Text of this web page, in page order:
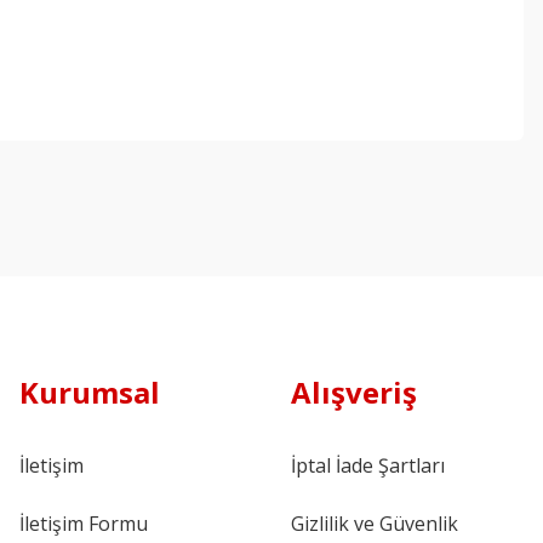
Kurumsal
İletişim
İletişim Formu
Alışveriş
İptal İade Şartları
Gizlilik ve Güvenlik